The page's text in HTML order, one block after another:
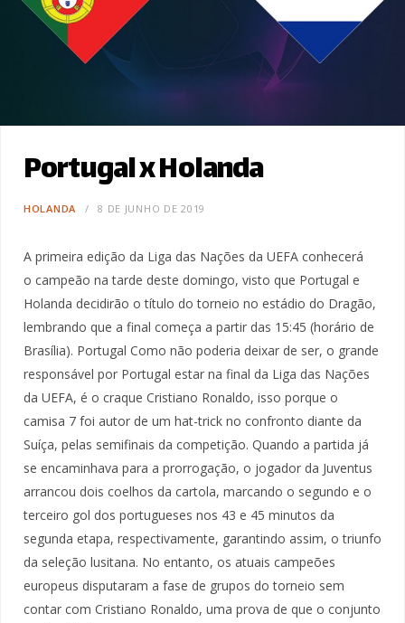
Portugal x Holanda
HOLANDA 8 DE JUNHO DE 2019
A primeira edição da Liga das Nações da UEFA conhecerá
o campeão na tarde deste domingo, visto que Portugal e
Holanda decidirão o título do torneio no estádio do Dragão,
lembrando que a final começa a partir das 15:45 (horário de
Brasília). Portugal Como não poderia deixar de ser, o grande
responsável por Portugal estar na final da Liga das Nações
da UEFA, é o craque Cristiano Ronaldo, isso porque o
camisa 7 foi autor de um hat-trick no confronto diante da
Suíça, pelas semifinais da competição. Quando a partida já
se encaminhava para a prorrogação, o jogador da Juventus
arrancou dois coelhos da cartola, marcando o segundo e o
terceiro gol dos portugueses nos 43 e 45 minutos da
segunda etapa, respectivamente, garantindo assim, o triunfo
da seleção lusitana. No entanto, os atuais campeões
europeus disputaram a fase de grupos do torneio sem
contar com Cristiano Ronaldo, uma prova de que o conjunto